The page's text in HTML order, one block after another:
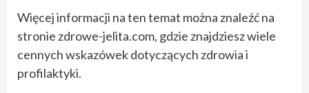
Więcej informacji na ten temat można znaleźć na
stronie zdrowe-jelita.com, gdzie znajdziesz wiele
cennych wskazówek dotyczących zdrowia i
profilaktyki.